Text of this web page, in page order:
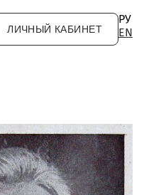
ЛИЧНЫЙ КАБИНЕТ
РУ
EN